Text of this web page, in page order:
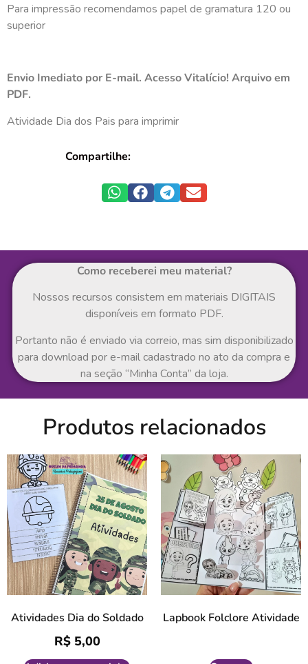
Para impressão recomendamos papel de gramatura 120 ou
superior
Envio Imediato por E-mail. Acesso Vitalício! Arquivo em
PDF.
Atividade Dia dos Pais para imprimir
Compartilhe:
Como receberei meu material?
Nossos recursos consistem em materiais DIGITAIS
disponíveis em formato PDF.
Portanto não é enviado via correio, mas sim disponibilizado
para download por e-mail cadastrado no ato da compra e
na seção “Minha Conta” da loja.
Produtos relacionados
Atividades Dia do Soldado
R$5,00
Lapbook Folclore Atividade